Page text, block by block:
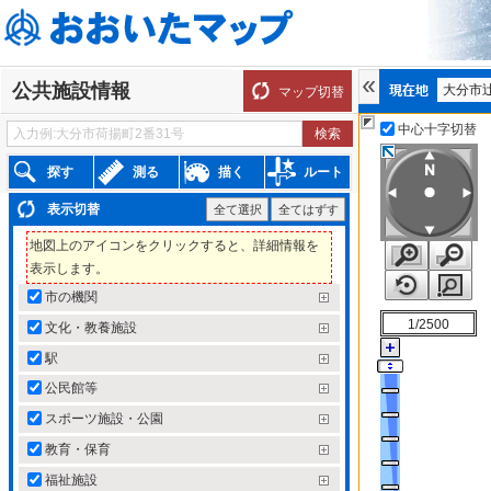
公共施設情報 マップ切替
探す 測る 描く ルート
表示切替 全て選択 全てはずす
地図上のアイコンをクリックすると、詳細情報を
表示します。
市の機関
文化・教養施設
駅
公民館等
スポーツ施設・公園
教育・保育
福祉施設
大分市
中心十字切替
1/2500